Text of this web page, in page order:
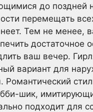
до поздней
перемещать
Тем не менее,
достаточное
ваш вечер.
вариант для
Романтический
шик,
подходит для